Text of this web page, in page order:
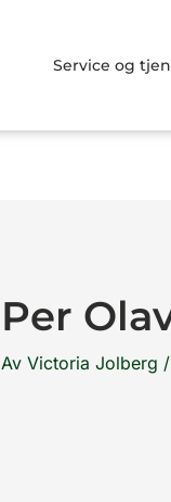
Service og
Per
Av Victoria Jolberg /